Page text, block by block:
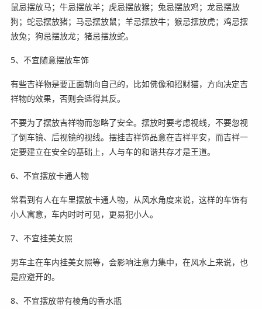
鼠忌摆放马；牛忌摆放羊；虎忌摆放猴；兔忌摆放鸡；龙忌摆放
狗；蛇忌摆放猪；马忌摆放鼠；羊忌摆放牛；猴忌摆放虎；鸡忌摆
放兔；狗忌摆放龙；猪忌摆放蛇。
5、不宜随意摆放车饰
有些吉祥物是要正面朝向自己的，比如佛像和招财猫，方向决定吉
祥物的效果，否则会适得其反。
不要为了摆放吉祥物而忽略了安全。摆放时要考虑视线，不要忽视
了倒车镜、后视镜的视线。摆挂吉祥饰品意在吉祥平安，而吉祥一
定要建立在安全的基础上，人与车的和谐共存才是王道。
6、不宜摆放卡通人物
常看到有人在车里摆放卡通人物，从风水角度来说，这样的车饰有
小人寓意，车内时时可见，更易犯小人。
7、不宜挂美女照
男车主在车内挂美女照等，会影响注意力集中，在风水上来说，也
是应避开的。
8、不宜摆放带有棱角的香水瓶